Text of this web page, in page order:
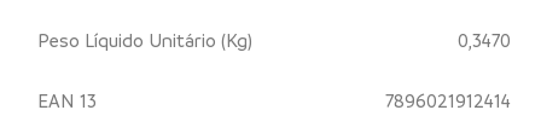
Peso Líquido Unitário (Kg) 0,3470
EAN 13 7896021912414